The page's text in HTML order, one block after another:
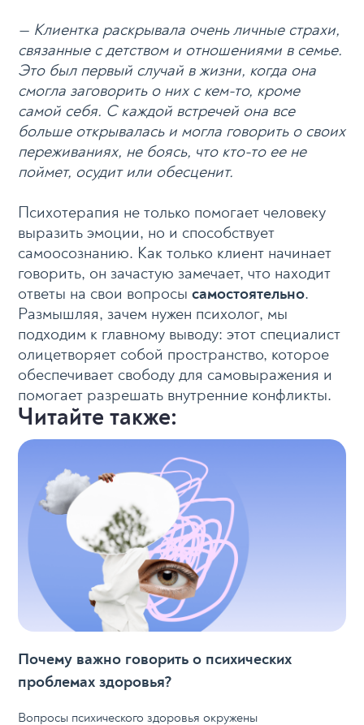
— Клиентка раскрывала очень личные страхи,
связанные с детством и отношениями в семье.
Это был первый случай в жизни, когда она
смогла заговорить о них с кем-то, кроме
самой себя. С каждой встречей она все
больше открывалась и могла говорить о своих
переживаниях, не боясь, что кто-то ее не
поймет, осудит или обесценит.
Психотерапия не только помогает человеку
выразить эмоции, но и способствует
самоосознанию. Как только клиент начинает
говорить, он зачастую замечает, что находит
ответы на свои вопросысамостоятельно.
Размышляя, зачем нужен психолог, мы
подходим к главному выводу: этот специалист
олицетворяет собой пространство, которое
обеспечивает свободу для самовыражения и
помогает разрешать внутренние конфликты.
Читайте также:
Почему важно говорить о психических
проблемах здоровья?
Вопросы психического здоровья окружены